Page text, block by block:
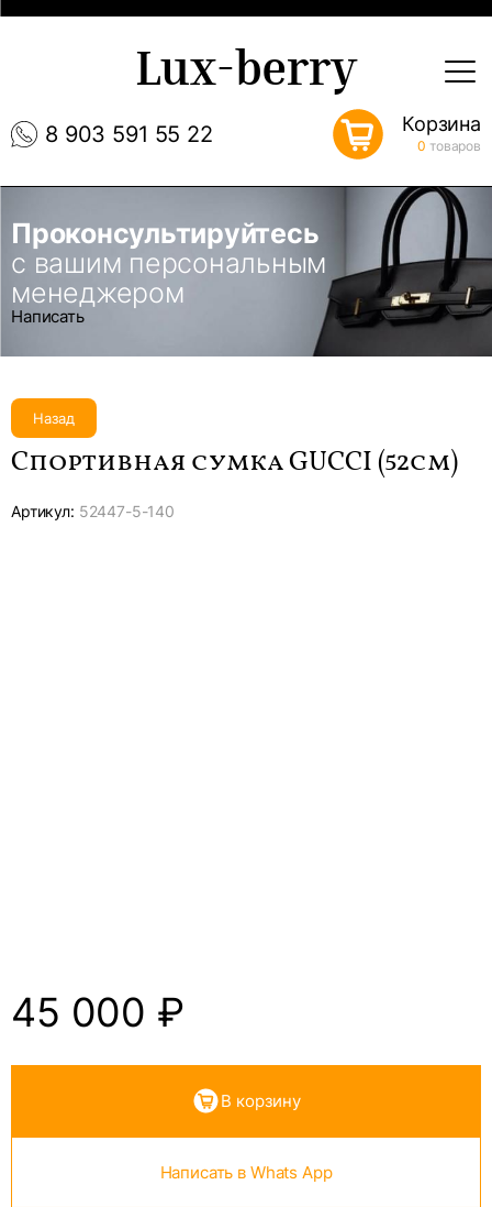
8 903 591 55 22
Lux-berry
Корзина
0 товаров
Проконсультируйтесь
с вашим персональным
менеджером
Написать
Назад
Спортивная сумка GUCCI (52см)
Артикул: 52447-5-140
45 000 ₽
В корзину
Написать в Whats App